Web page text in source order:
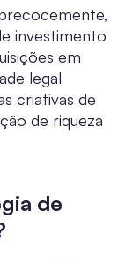
investimento
em
legal
criativas de
de riqueza
de